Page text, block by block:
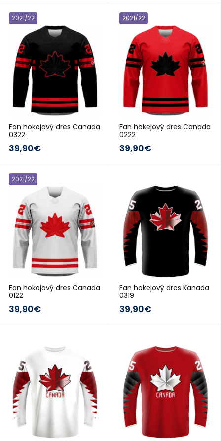
2021/22
Fan hokejový dres Canada
0322
39,90€
2021/22
Fan hokejový dres Canada
0222
39,90€
2021/22
Fan hokejový dres Canada
0122
39,90€
Fan hokejový dres Kanada
0319
39,90€